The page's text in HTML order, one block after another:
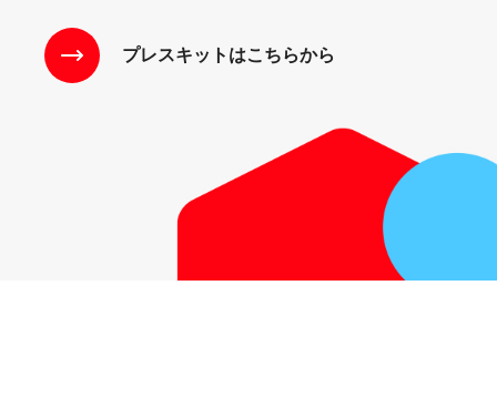
プレスキットはこちらから